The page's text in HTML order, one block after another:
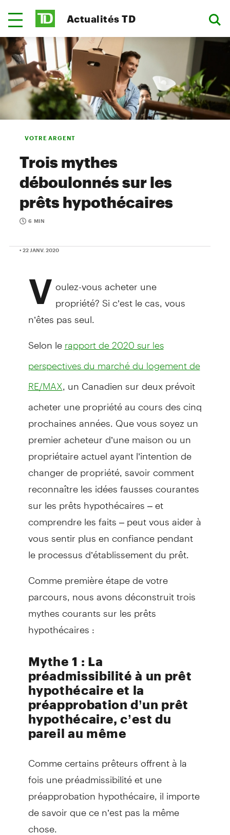
Actualités TD
VOTRE ARGENT
Trois mythes
déboulonnés sur les
prêts hypothécaires
6 MIN
• 22 JANV. 2020
Voulez-vous acheter une
propriété? Si c’est le cas, vous
n’êtes pas seul.
Selon le rapport de 2020 sur les
perspectives du marché du logement de
RE/MAX , un Canadien sur deux prévoit
acheter une propriété au cours des cinq
prochaines années. Que vous soyez un
premier acheteur d’une maison ou un
propriétaire actuel ayant l’intention de
changer de propriété, savoir comment
reconnaître les idées fausses courantes
sur les prêts hypothécaires – et
comprendre les faits – peut vous aider à
vous sentir plus en confiance pendant
le processus d’établissement du prêt.
Comme première étape de votre
parcours, nous avons déconstruit trois
mythes courants sur les prêts
hypothécaires :
Mythe 1 : La
préadmissibilité à un prêt
hypothécaire et la
préapprobation d’un prêt
hypothécaire, c’est du
pareil au même
Comme certains prêteurs offrent à la
fois une préadmissibilité et une
préapprobation hypothécaire, il importe
de savoir que ce n’est pas la même
chose.